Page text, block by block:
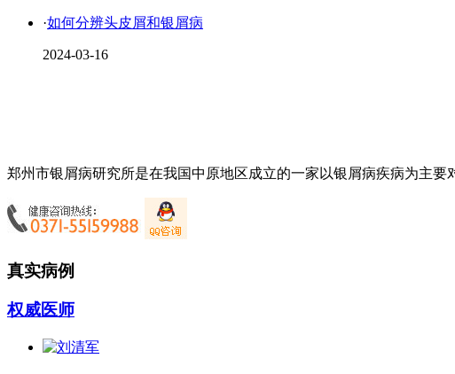
·如何分辨头皮屑和银屑病
2024-03-16
郑州市银屑病研究所是在我国中原地区成立的一家以银屑病疾病为主
真实病例
权威医师